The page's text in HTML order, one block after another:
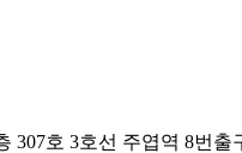
307호 3호선 주엽역 8번출